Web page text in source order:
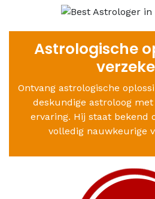
Astrologische
Ontvang astrologische
deskundige astroloog
ervaring. Hij staat bekend
volledig nauwkeurige